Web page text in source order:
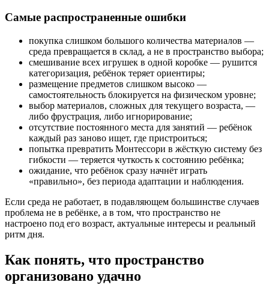
Самые распространенные ошибки
покупка слишком большого количества материалов —
среда превращается в склад, а не в пространство выбора;
смешивание всех игрушек в одной коробке — рушится
категоризация, ребёнок теряет ориентиры;
размещение предметов слишком высоко —
самостоятельность блокируется на физическом уровне;
выбор материалов, сложных для текущего возраста, —
либо фрустрация, либо игнорирование;
отсутствие постоянного места для занятий — ребёнок
каждый раз заново ищет, где пристроиться;
попытка превратить Монтессори в жёсткую систему без
гибкости — теряется чуткость к состоянию ребёнка;
ожидание, что ребёнок сразу начнёт играть
«правильно», без периода адаптации и наблюдения.
Если среда не работает, в подавляющем большинстве случаев
проблема не в ребёнке, а в том, что пространство не
настроено под его возраст, актуальные интересы и реальный
ритм дня.
Как понять, что пространство
организовано удачно